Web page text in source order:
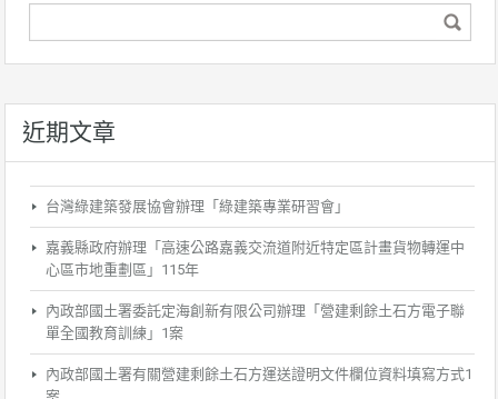
近期文章
台灣綠建築發展協會辦理「綠建築專業研習會」
嘉義縣政府辦理「高速公路嘉義交流道附近特定區計畫貨物轉運中
心區市地重劃區」115年
內政部國土署委託定海創新有限公司辦理「營建剩餘土石方電子聯
單全國教育訓練」1案
內政部國土署有關營建剩餘土石方運送證明文件欄位資料填寫方式1